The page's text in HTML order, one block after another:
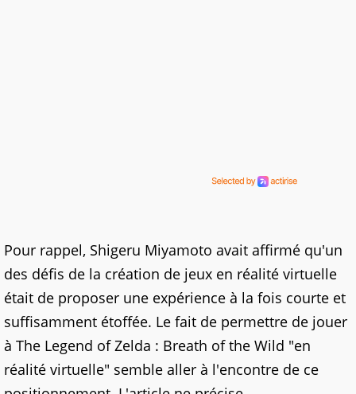
Pour rappel, Shigeru Miyamoto avait affirmé qu'un
des défis de la création de jeux en réalité virtuelle
était de proposer une expérience à la fois courte et
suffisamment étoffée. Le fait de permettre de jouer
à The Legend of Zelda : Breath of the Wild "en
réalité virtuelle" semble aller à l'encontre de ce